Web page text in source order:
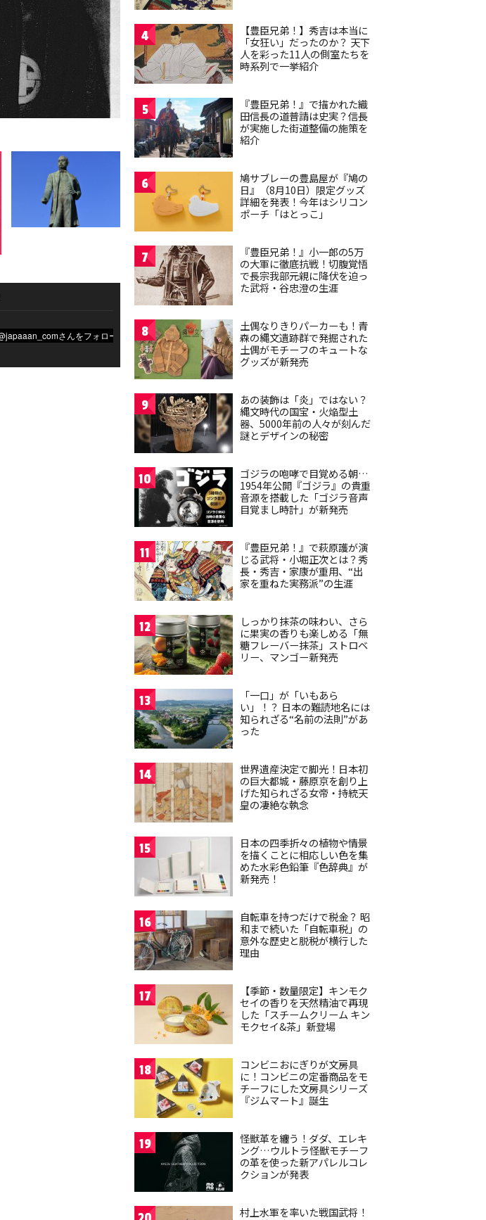
4
【豊臣兄弟！】秀吉は本当に
「女狂い」だったのか？ 天下
人を彩った11人の側室たちを
時系列で一挙紹介
5
『豊臣兄弟！』で描かれた織
田信長の道普請は史実？信長
が実施した街道整備の施策を
紹介
6
鳩サブレーの豊島屋が『鳩の
日』（8月10日）限定グッズ
詳細を発表！今年はシリコン
ポーチ「はとっこ」
7
『豊臣兄弟！』小一郎の5万
の大軍に徹底抗戦！切腹覚悟
で長宗我部元親に降伏を迫っ
た武将・谷忠澄の生涯
8
土偶なりきりパーカーも！青
森の縄文遺跡群で発掘された
土偶がモチーフのキュートな
グッズが新発売
9
あの装飾は「炎」ではない？
縄文時代の国宝・火焔型土
器、5000年前の人々が刻んだ
謎とデザインの秘密
10
ゴジラの咆哮で目覚める朝…
1954年公開『ゴジラ』の貴重
音源を搭載した「ゴジラ音声
目覚まし時計」が新発売
11
『豊臣兄弟！』で萩原護が演
じる武将・小堀正次とは？秀
長・秀吉・家康が重用、“出
家を重ねた実務派”の生涯
12
しっかり抹茶の味わい、さら
に果実の香りも楽しめる「無
糖フレーバー抹茶」ストロベ
リー、マンゴー新発売
13
「一口」が「いもあら
い」！？ 日本の難読地名には
知られざる“名前の法則”があ
った
14
世界遺産決定で脚光！日本初
の巨大都城・藤原京を創り上
げた知られざる女帝・持統天
皇の凄絶な執念
15
日本の四季折々の植物や情景
を描くことに相応しい色を集
めた水彩色鉛筆『色辞典』が
新発売！
16
自転車を持つだけで税金？ 昭
和まで続いた「自転車税」の
意外な歴史と脱税が横行した
理由
17
【季節・数量限定】キンモク
セイの香りを天然精油で再現
した「スチームクリーム キン
モクセイ&茶」新登場
18
コンビニおにぎりが文房具
に！コンビニの定番商品をモ
チーフにした文房具シリーズ
『ジムマート』誕生
19
怪獣革を纏う！ダダ、エレキ
ング…ウルトラ怪獣モチーフ
の革を使った新アパレルコレ
クションが発表
村上水軍を率いた戦国武将！